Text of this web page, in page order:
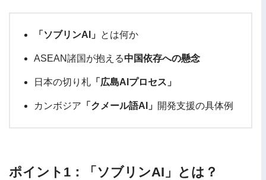
「ソブリンAI」 とは何か
ASEAN諸国が抱える中国依存への懸念
日本の切り札 「広島AIプロセス」
カンボジア 「クメール語AI」 開発支援の具体例
ポイント1：「ソブリンAI」とは？